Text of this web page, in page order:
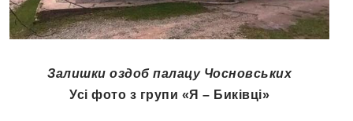
Залишки оздоб палацу Чосновських
Усі фото з групи «Я – Биківці»